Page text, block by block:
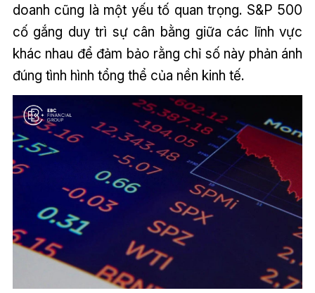
doanh cũng là một yếu tố quan trọng. S&P 500
cố gắng duy trì sự cân bằng giữa các lĩnh vực
khác nhau để đảm bảo rằng chỉ số này phản ánh
đúng tình hình tổng thể của nền kinh tế.